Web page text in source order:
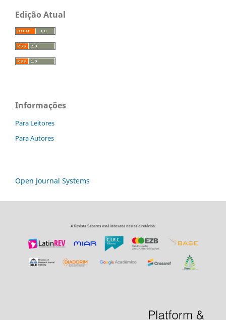
Edição Atual
Informações
Para Leitores
Para Autores
Open Journal Systems